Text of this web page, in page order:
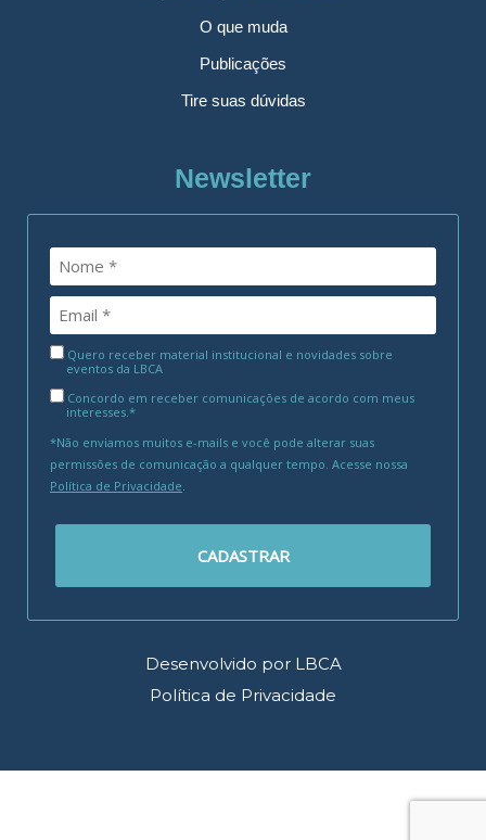
O que muda
Publicações
Tire suas dúvidas
Newsletter
Quero receber material institucional e novidades sobre
eventos da LBCA
Concordo em receber comunicações de acordo com meus
interesses.*
*Não enviamos muitos e-mails e você pode alterar suas
permissões de comunicação a qualquer tempo. Acesse nossa
Política de Privacidade.
CADASTRAR
Desenvolvido por LBCA
Política de Privacidade